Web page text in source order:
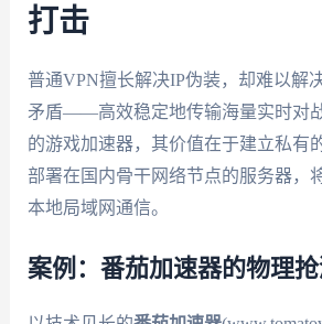
打击
普通VPN擅长解决IP伪装，却难以解
矛盾——高效稳定地传输海量实时对
的游戏加速器，其价值在于建立私有
部署在国内骨干网络节点的服务器，
本地局域网通信。
案例：番茄加速器的物理